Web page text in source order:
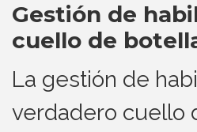
Gestión de
cuello de
La gestión de
verdadero cuello